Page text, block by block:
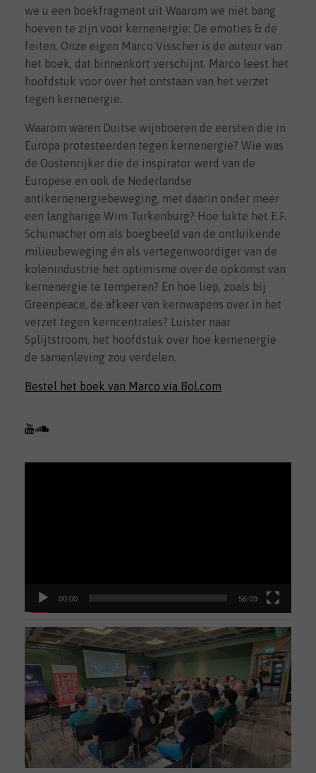
we u een boekfragment uit Waarom we niet bang
hoeven te zijn voor kernenergie: De emoties & de
feiten. Onze eigen Marco Visscher is de auteur van
het boek, dat binnenkort verschijnt. Marco leest het
hoofdstuk voor over het ontstaan van het verzet
tegen kernenergie.
Waarom waren Duitse wijnboeren de eersten die in
Europa protesteerden tegen kernenergie? Wie was
de Oostenrijker die de inspirator werd van de
Europese en ook de Nederlandse
antikernenergiebeweging, met daarin onder meer
een langharige Wim Turkenburg? Hoe lukte het E.F.
Schumacher om als boegbeeld van de ontluikende
milieubeweging én als vertegenwoordiger van de
kolenindustrie het optimisme over de opkomst van
kernenergie te temperen? En hoe liep, zoals bij
Greenpeace, de afkeer van kernwapens over in het
verzet tegen kerncentrales? Luister naar
Splijtstroom, het hoofdstuk over hoe kernenergie
de samenleving zou verdelen.
Bestel het boek van Marco via Bol.com
00:00 56:09